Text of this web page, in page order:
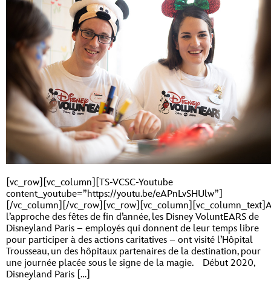
[vc_row][vc_column][TS-VCSC-Youtube
content_youtube=”https://youtu.be/eAPnLvSHUlw”]
[/vc_column][/
l’approche des fêtes de fin d’année, les Disney VoluntEARS de
Disneyland Paris – employés qui donnent de leur temps libre
pour participer à des actions caritatives – ont visité l’Hôpital
Trousseau, un des hôpitaux partenaires de la destination, pour
une journée placée sous le signe de la magie. Début 2020,
Disneyland Paris […]